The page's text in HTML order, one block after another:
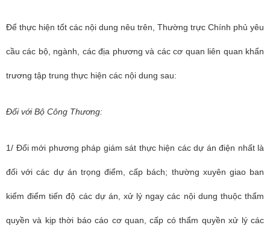
Để thực hiện tốt các nội dung nêu trên, Thường trực Chính phủ yêu
cầu các bộ, ngành, các địa phương và các cơ quan liên quan khẩn
trương tập trung thực hiện các nội dung sau:
Đối với Bộ Công Thương:
1/ Đổi mới phương pháp giám sát thực hiện các dự án điện nhất là
đối với các dự án trọng điểm, cấp bách; thường xuyên giao ban
kiểm điểm tiến độ các dự án, xử lý ngay các nội dung thuộc thẩm
quyền và kịp thời báo cáo cơ quan, cấp có thẩm quyền xử lý các